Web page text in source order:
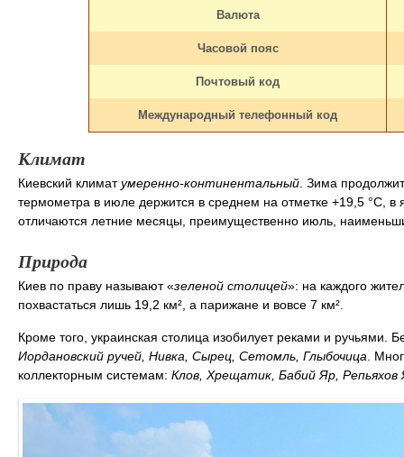
Валюта
Часовой пояс
Почтовый код
Международный телефонный код
Климат
Киевский климатумеренно-континентальный . Зима
термометра в июле держится в среднем на отметке +19,5 °С,
отличаются летние месяцы, преимущественно июль,
Природа
Киев по праву называют «зеленой столицей»: на каждого
похвастаться лишь 19,2 км², а парижане и вовсе 7 км².
Кроме того, украинская столица изобилует реками и ручьями.
Иордановский ручей, Нивка, Сырец, Сетомль, Глыбочица .
коллекторным системам: Клов, Хрещатик, Бабий Яр, Репьяхов